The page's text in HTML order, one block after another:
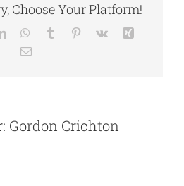
Choose Your Platform!
LinkedInWhatsApp
Tumblr Pinterest
Vk
Email
Gordon Crichton